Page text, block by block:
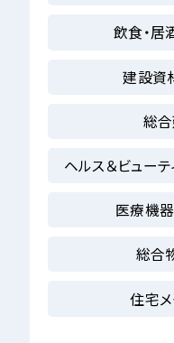
飲食・居
建設資
総合
ヘルス＆ビュー
医療機器
総合
住宅メ